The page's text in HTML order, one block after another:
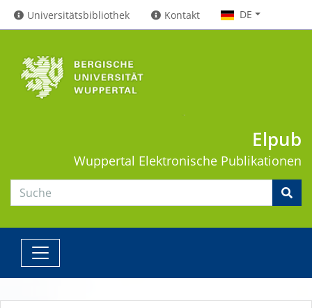
Universitätsbibliothek Kontakt DE
Elpub
Wuppertal Elektronische Publikationen